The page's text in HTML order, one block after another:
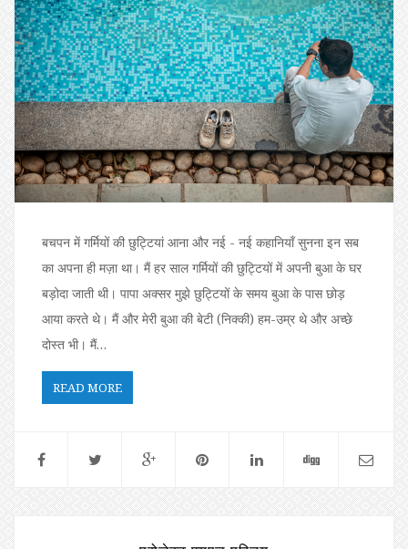
बचपन में गर्मियों की छुट्टियां आना और नई - नई कहानियॉं सुनना इन सब
का अपना ही मज़ा था। मैं हर साल गर्मियों की छुट्टियों में अपनी बुआ के घर
बड़ोदा जाती थी। पापा अक्सर मुझे छुट्टियों के समय बुआ के पास छोड़
आया करते थे। मैं और मेरी बुआ की बेटी (निक्की) हम-उम्र थे और अच्छे
दोस्त भी। मैं…
READ MORE